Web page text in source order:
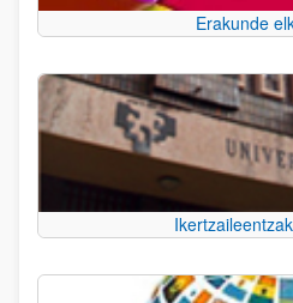
Erakunde